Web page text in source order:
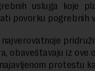
usluga koje
povorku pogrebnih
najverovatnoje
obaveštavaju iz ove
protestu